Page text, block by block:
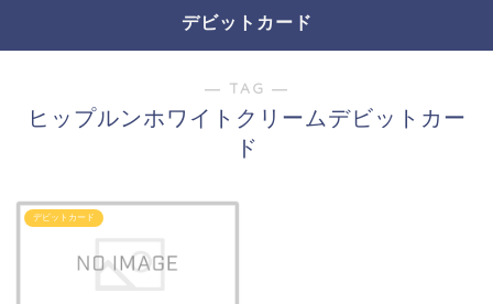
デビットカード
― TAG ―
ヒップルンホワイトクリームデビットカー
ド
デビットカード